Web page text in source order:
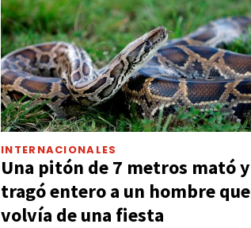
INTERNACIONALES
Una pitón de 7 metros mató y
tragó entero a un hombre que
volvía de una fiesta